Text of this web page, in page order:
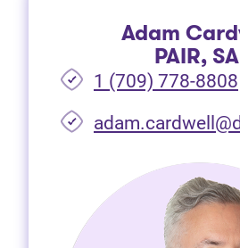
Adam
PAIR,
1 (709) 778-8808